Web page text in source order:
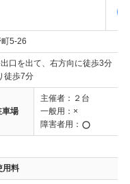
5-26
口を出て、右方向に徒歩3分
徒歩7分
車場
主催者：２台
一般用：×
障害者用：
用料